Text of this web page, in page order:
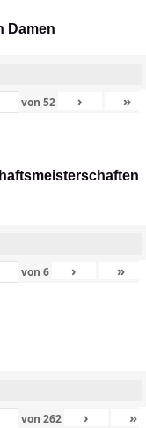
Damen
von52 › »
von6 › »
von262 › »